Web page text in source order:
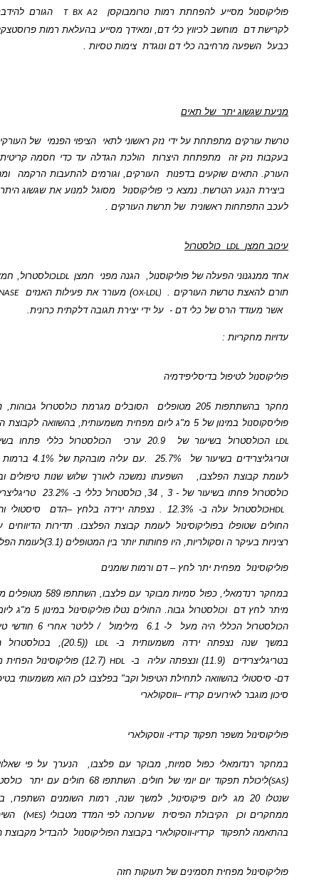
מסייע להפחתת רמות טרומבוקסןT BX A2
הגורם להידבקות של טיסיות,
מוחשב לכיווץ כלי דם, ומאידך מסייע בהעלאת רמות פרוסטצקלין PGI 2
המוכר
מרחיבה כלי דם ונוגדת צימות טסיות .
יתר של תאים
מתפתחת על ידי נזק ראשוני לתאי הציפוי הפנמי של העורקים (תאי אנדותל),
מתפתחת היצרות
הולכת הגדלה עד כדי חסמה קריטיתן / או מלאה של
שוקעים בדפנות
העורקים, וגורמים להתעבות הרקמה
ומהווים שלב מרכזי
הטרשת. נמצא כי פוליקוסנול
מסוגל למנוע את שגשוג היתר של
התאים וכך
ראשונית של תרשת העורקים .
כולסטרול
הפעלה של פוליקוסנול, הגנה מפני חמצןLDL כולסטרול, חמצןLDLכולסטרול
טרשת העורקים .OX-LDL)) מעורר את פעילות האנזים METALLOPROTEINASE
הרס של כלי דם - על ידי יצירת תגובה דלקתית כרונית.
:
לטיפול בדיסליפידמיה
205 מטופלים
הסובלים מגרמת כולסטרול גבוהות, נמצא כי בנטילת
מפחית משמעותית, בהשוואה לקבוצת הפלצבו, את ערכי
בשיעור של
20.9 ערכי
הכולסטרול כללי פתחו בשיעור של 19.3%
בשיעור של
25.7% .עם עליה מובהקת של 4.1% ברמות HDLכולסטרול,
הפלצבו,
השפעתו נמשכה לאורך שלוש שנות טיפולים ובסיומו רמותLDL
של - 3 , 34, כולסטרול כללי ב- 23.2% טריגליצרידים
ב- 21.2%
ב- 12.3% . נצפתה ירידה בלחץ –הדם
סיסטולי והדיאסטולי בקרב
בפוליקוסינול לעומת קבוצת הפלצבו. תדירות הדיווחים על תופעות לוואי
ה וסקולריות, היו פחותות יותר בין המטופלים (3.1)לעומת הפלצבו (14%)
מפחית יתר לחץ – דם ורמות שומנים
במחקר רנדמאלי, כפול סמיות מבוקר עם פלצבו, השתתפו 589 מטופלים מבוגרים הסובלים
וכולסטרול גבוה. החולים נטלו פוליקוסינול במינון 5 מ"ג ליום (או 10 מ"ג אם
הכללי היה מעל
ל- 6.1 מילימול / לליטר אחרי 6 חודשי טיפול)
או פלצבו,
נצפתה ירדה משמעותית ב-LDL((20.5), בכולסטרול הכללי
(15.4),
(11.9) ונצפתה עליה ב-HDL (12.7) פוליקוסינול הפחית משמעותית
לחץ
בהשוואה לתחילת הטיפול וקב" בפלצבו לכן הוא משמעותי בטיפול בחולים בעלי
לאירועים קרדיו –ווסקולארי
משפר תפקוד קרדיו- ווסקולארי
כפול סמיות, מבוקר עם פלצבו,
הנערך על פי שאלון לסולם פעילות
תפקוד יום יומי של חולים. השתתפו 68 חולים עם יתר
כולסטרול וסיכון לבבי,
הקיבולת הפיסית שערוכה לפי המדד מטבולי ( MES
) השיפור ב-MES
היה
קרדיו-ווסקולארי בקבוצת הפוליקוסנול להבדיל מקבוצת הפלצבו .
מפחית תסמינים של תעוקות חזה